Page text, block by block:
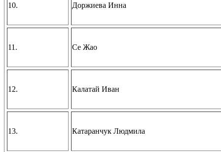
10. Доржиева Инна
11. Се Жао
12. Калатай Иван
13. Катаранчук Людмила